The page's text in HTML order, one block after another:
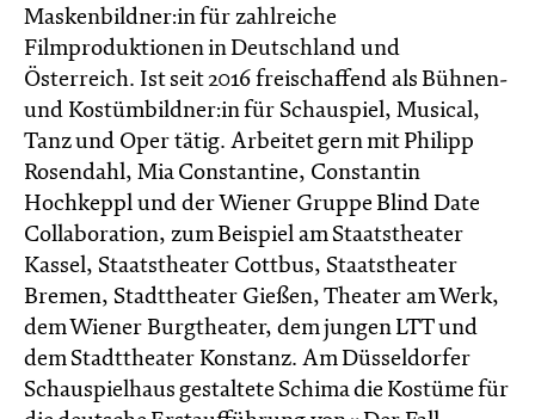
Maskenbildner:in für zahlreiche
Filmproduktionen in Deutschland und
Österreich. Ist seit 2016 freischaffend als Bühnen-
und Kostümbildner:in für Schauspiel, Musical,
Tanz und Oper tätig. Arbeitet gern mit Philipp
Rosendahl, Mia Constantine, Constantin
Hochkeppl und der Wiener Gruppe Blind Date
Collaboration, zum Beispiel am Staatstheater
Kassel, Staatstheater Cottbus, Staatstheater
Bremen, Stadttheater Gießen, Theater am Werk,
dem Wiener Burgtheater, dem jungen LTT und
dem Stadttheater Konstanz. Am Düsseldorfer
Schauspielhaus gestaltete Schima die Kostüme für